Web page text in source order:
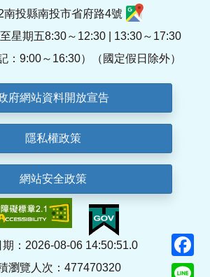
南投縣南投市省府路4號
星期五8:30～12:30 | 13:30～17:30
：9:00～16:30）（國定假日除外）
府網站資料開放宣告
隱私權政策
網站安全政策
期：2026-08-06 14:50:51.0
瀏覽人次：477470320